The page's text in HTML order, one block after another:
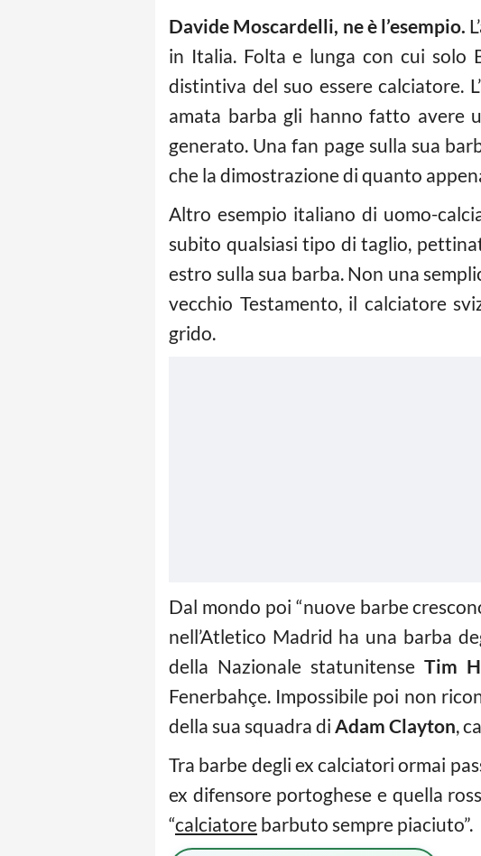
Davide Moscardelli, ne è l’esempio.
in Italia. Folta e lunga con cui solo
distintiva del suo essere calciatore.
amata barba gli hanno fatto avere
generato. Una fan page sulla sua
che la dimostrazione di quanto
Altro esempio italiano di uomo-
subito qualsiasi tipo di taglio,
estro sulla sua barba. Non una
vecchio Testamento, il calciatore
grido.
Dal mondo poi “nuove barbe
nell’Atletico Madrid ha una barba
della Nazionale statunitense Tim
Fenerbahçe. Impossibile poi non
della sua squadra di Adam Clayton,
Tra barbe degli ex calciatori ormai
ex difensore portoghese e quella
“calciatore barbuto sempre piaciuto”.